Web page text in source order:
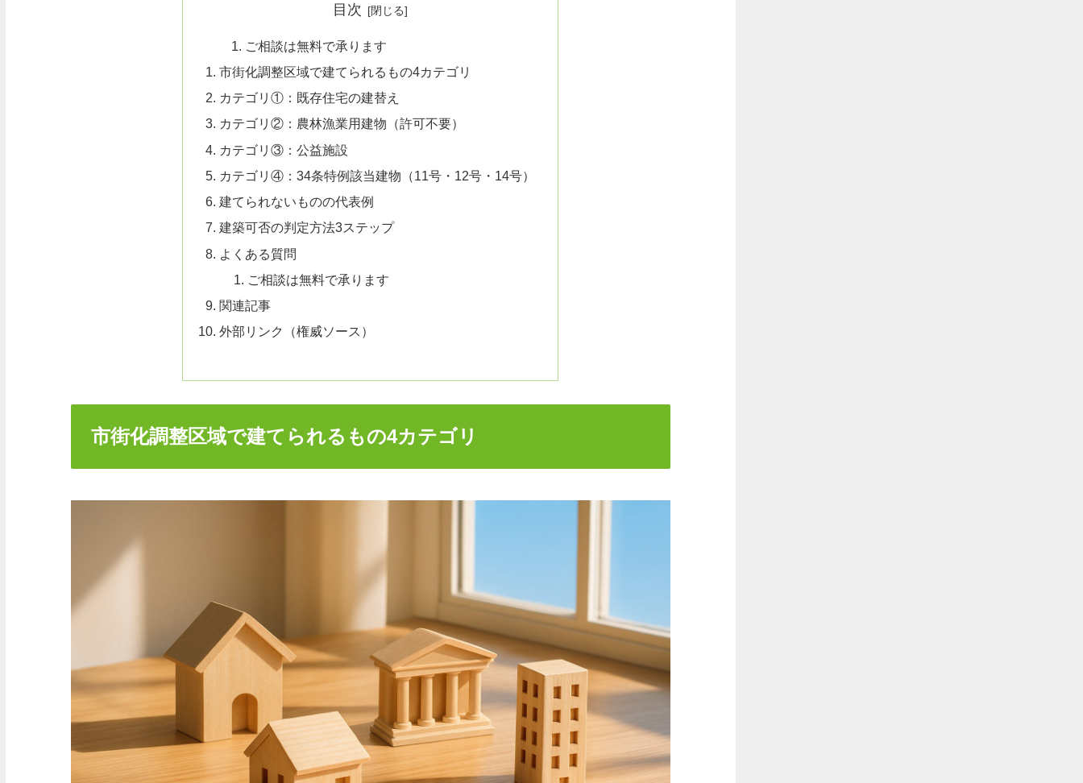
目次
ご相談は無料で承ります
市街化調整区域で建てられるもの4カテゴリ
カテゴリ①：既存住宅の建替え
カテゴリ②：農林漁業用建物（許可不要）
カテゴリ③：公益施設
カテゴリ④：34条特例該当建物（11号・12号・14号）
建てられないものの代表例
建築可否の判定方法3ステップ
よくある質問
ご相談は無料で承ります
関連記事
外部リンク（権威ソース）
市街化調整区域で建てられるもの4カテゴリ